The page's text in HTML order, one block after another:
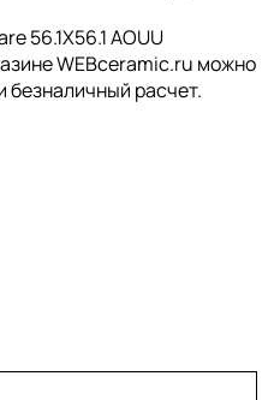
56.1X56.1 AOUU
WEBceramic.ru можно
безналичный расчет.